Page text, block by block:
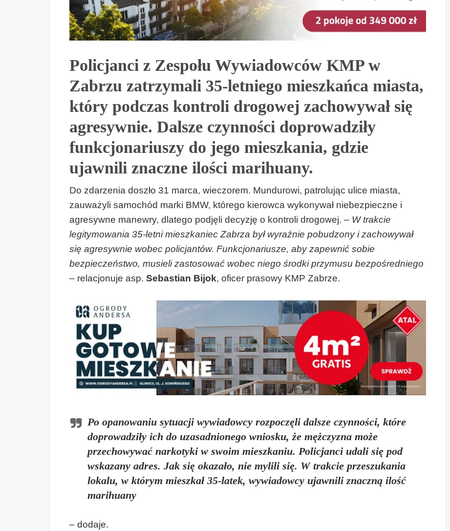
Policjanci z Zespołu Wywiadowców KMP w
Zabrzu zatrzymali 35-letniego mieszkańca miasta,
który podczas kontroli drogowej zachowywał się
agresywnie. Dalsze czynności doprowadziły
funkcjonariuszy do jego mieszkania, gdzie
ujawnili znaczne ilości marihuany.
Do zdarzenia doszło 31 marca, wieczorem. Mundurowi, patrolując ulice miasta,
zauważyli samochód marki BMW, którego kierowca wykonywał niebezpieczne i
agresywne manewry, dlatego podjęli decyzję o kontroli drogowej. – W trakcie
legitymowania 35-letni mieszkaniec Zabrza był wyraźnie pobudzony i zachowywał
się agresywnie wobec policjantów. Funkcjonariusze, aby zapewnić sobie
bezpieczeństwo, musieli zastosować wobec niego środki przymusu bezpośredniego
– relacjonuje asp. Sebastian Bijok, oficer prasowy KMP Zabrze.
Po opanowaniu sytuacji wywiadowcy rozpoczęli dalsze czynności, które
doprowadziły ich do uzasadnionego wniosku, że mężczyzna może
przechowywać narkotyki w swoim mieszkaniu. Policjanci udali się pod
wskazany adres. Jak się okazało, nie mylili się. W trakcie przeszukania
lokalu, w którym mieszkał 35-latek, wywiadowcy ujawnili znaczną ilość
marihuany
– dodaje.